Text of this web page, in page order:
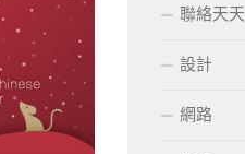
聯絡天天
設計
網路